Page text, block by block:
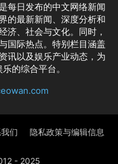
每日发布的中文网络新闻
的最新新闻、深度分析和
济、社会与文化。同时，
国际热点。特别栏目涵盖
讯以及娱乐产业动态，为
的综合平台。
们 隐私政策与编辑信息
- 2025